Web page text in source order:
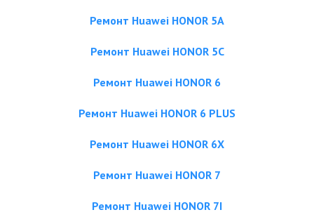
Ремонт Huawei HONOR 5A
Ремонт Huawei HONOR 5C
Ремонт Huawei HONOR 6
Ремонт Huawei HONOR 6 PLUS
Ремонт Huawei HONOR 6X
Ремонт Huawei HONOR 7
Ремонт Huawei HONOR 7I